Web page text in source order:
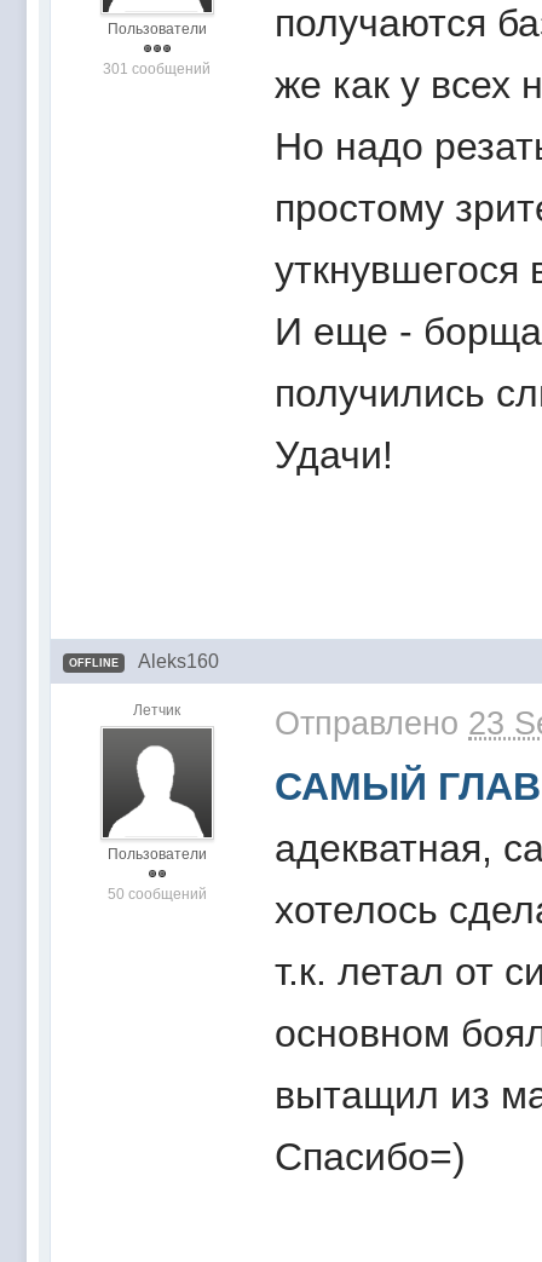
Пользователи
301 сообщений
получаются
же как у всех
Но надо
простому
уткнувшегося
И еще -
получились
Удачи!
OFFLINE Aleks160
Летчик
Пользователи
50 сообщений
Отправлено 23
САМЫЙ
адекватная,
хотелось
т.к. летал от
основном
вытащил из
Спасибо=)